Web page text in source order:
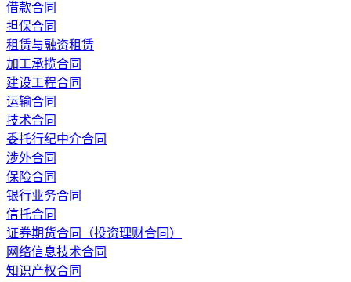
借款合同
担保合同
租赁与融资租赁
加工承揽合同
建设工程合同
运输合同
技术合同
委托行纪中介合同
涉外合同
保险合同
银行业务合同
信托合同
证券期货合同（投资理财合同）
网络信息技术合同
知识产权合同